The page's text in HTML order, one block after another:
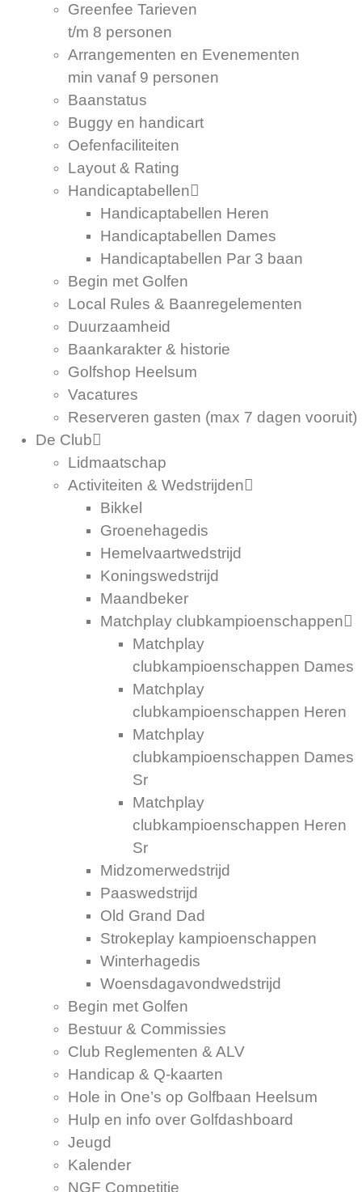
Greenfee Tarieven
t/m 8 personen
Arrangementen en Evenementen
min vanaf 9 personen
Baanstatus
Buggy en handicart
Oefenfaciliteiten
Layout & Rating
Handicaptabellen
Handicaptabellen Heren
Handicaptabellen Dames
Handicaptabellen Par 3 baan
Begin met Golfen
Local Rules & Baanregelementen
Duurzaamheid
Baankarakter & historie
Golfshop Heelsum
Vacatures
Reserveren gasten (max 7 dagen vooruit)
De Club
Lidmaatschap
Activiteiten & Wedstrijden
Bikkel
Groenehagedis
Hemelvaartwedstrijd
Koningswedstrijd
Maandbeker
Matchplay clubkampioenschappen
Matchplay
clubkampioenschappen Dames
Matchplay
clubkampioenschappen Heren
Matchplay
clubkampioenschappen Dames
Sr
Matchplay
clubkampioenschappen Heren
Sr
Midzomerwedstrijd
Paaswedstrijd
Old Grand Dad
Strokeplay kampioenschappen
Winterhagedis
Woensdagavondwedstrijd
Begin met Golfen
Bestuur & Commissies
Club Reglementen & ALV
Handicap & Q-kaarten
Hole in One’s op Golfbaan Heelsum
Hulp en info over Golfdashboard
Jeugd
Kalender
NGF Competitie